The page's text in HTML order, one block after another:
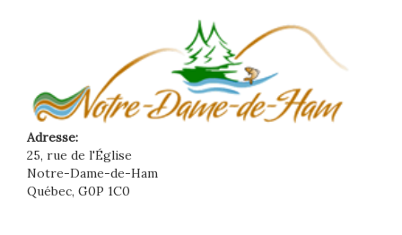
Adresse:
25, rue de l'Église
Notre-Dame-de-Ham
Québec, G0P 1C0